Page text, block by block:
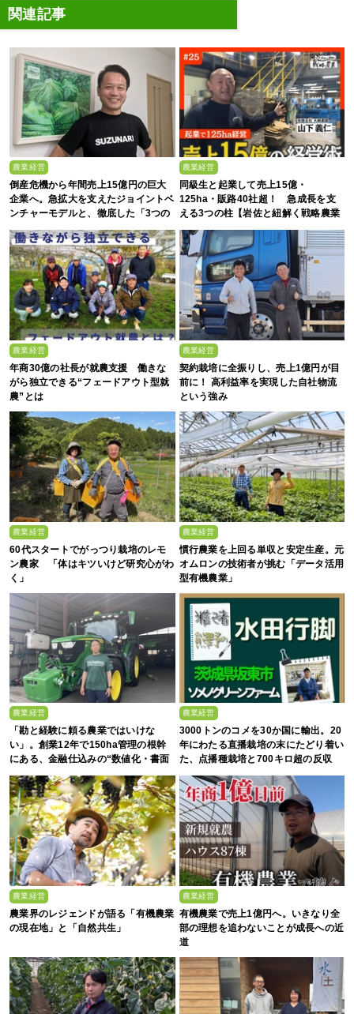
関連記事
農業経営
倒産危機から年間売上15億円の巨大
企業へ。急拡大を支えたジョイントベ
ンチャーモデルと、徹底した「3つの
ルール」
農業経営
同級生と起業して売上15億・
125ha・販路40社超！ 急成長を支
える3つの柱【岩佐と紐解く戦略農業
#25】
農業経営
年商30億の社長が就農支援 働きな
がら独立できる“フェードアウト型就
農”とは
農業経営
契約栽培に全振りし、売上1億円が目
前に！ 高利益率を実現した自社物流
という強み
農業経営
60代スタートでがっつり栽培のレモ
ン農家 「体はキツいけど研究心がわ
く」
農業経営
慣行農業を上回る単収と安定生産。元
オムロンの技術者が挑む「データ活用
型有機農業」
農業経営
「勘と経験に頼る農業ではいけな
い」。創業12年で150ha管理の根幹
にある、金融仕込みの“数値化・書面
化”と省力化への貪欲さ
農業経営
3000トンのコメを30か国に輸出。20
年にわたる直播栽培の末にたどり着い
た、点播種栽培と700キロ超の反収
農業経営
農業界のレジェンドが語る「有機農業
の現在地」と「自然共生」
農業経営
有機農業で売上1億円へ。いきなり全
部の理想を追わないことが成長への近
道